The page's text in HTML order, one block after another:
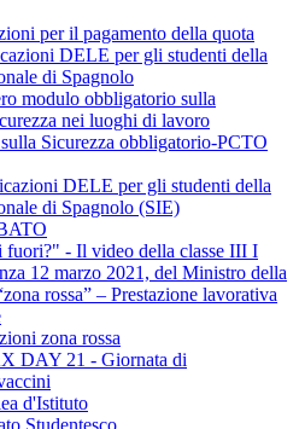
per il pagamento della quota
DELE per gli studenti della
di Spagnolo
modulo obbligatorio sulla
nei luoghi di lavoro
Sicurezza obbligatorio-PCTO
DELE per gli studenti della
di Spagnolo (SIE)
fuori?" - Il video della classe III I
12 marzo 2021, del Ministro della
rossa” – Prestazione lavorativa
zona rossa
DAY 21 - Giornata di
d'Istituto